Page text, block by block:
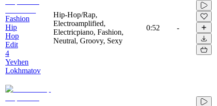
Fashion
Hip
Hop
Edit
4
Yevhen
Lokhmatov
Hip-Hop/Rap,
Electroamplified,
Electricpiano, Fashion,
Neutral, Groovy, Sexy
0:52 -